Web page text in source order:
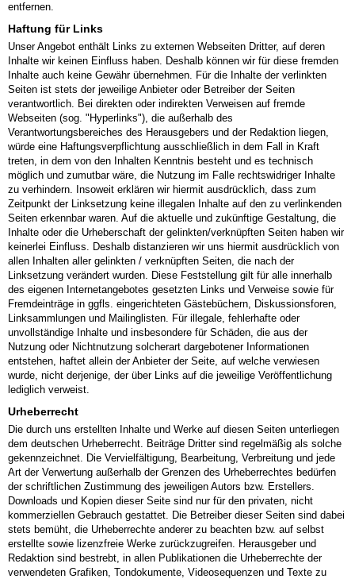
entfernen.
Haftung für Links
Unser Angebot enthält Links zu externen Webseiten Dritter, auf deren
Inhalte wir keinen Einfluss haben. Deshalb können wir für diese fremden
Inhalte auch keine Gewähr übernehmen. Für die Inhalte der verlinkten
Seiten ist stets der jeweilige Anbieter oder Betreiber der Seiten
verantwortlich. Bei direkten oder indirekten Verweisen auf fremde
Webseiten (sog. "Hyperlinks"), die außerhalb des
Verantwortungsbereiches des Herausgebers und der Redaktion liegen,
würde eine Haftungsverpflichtung ausschließlich in dem Fall in Kraft
treten, in dem von den Inhalten Kenntnis besteht und es technisch
möglich und zumutbar wäre, die Nutzung im Falle rechtswidriger Inhalte
zu verhindern. Insoweit erklären wir hiermit ausdrücklich, dass zum
Zeitpunkt der Linksetzung keine illegalen Inhalte auf den zu verlinkenden
Seiten erkennbar waren. Auf die aktuelle und zukünftige Gestaltung, die
Inhalte oder die Urheberschaft der gelinkten/verknüpften Seiten haben wir
keinerlei Einfluss. Deshalb distanzieren wir uns hiermit ausdrücklich von
allen Inhalten aller gelinkten / verknüpften Seiten, die nach der
Linksetzung verändert wurden. Diese Feststellung gilt für alle innerhalb
des eigenen Internetangebotes gesetzten Links und Verweise sowie für
Fremdeinträge in ggfls. eingerichteten Gästebüchern, Diskussionsforen,
Linksammlungen und Mailinglisten. Für illegale, fehlerhafte oder
unvollständige Inhalte und insbesondere für Schäden, die aus der
Nutzung oder Nichtnutzung solcherart dargebotener Informationen
entstehen, haftet allein der Anbieter der Seite, auf welche verwiesen
wurde, nicht derjenige, der über Links auf die jeweilige Veröffentlichung
lediglich verweist.
Urheberrecht
Die durch uns erstellten Inhalte und Werke auf diesen Seiten unterliegen
dem deutschen Urheberrecht. Beiträge Dritter sind regelmäßig als solche
gekennzeichnet. Die Vervielfältigung, Bearbeitung, Verbreitung und jede
Art der Verwertung außerhalb der Grenzen des Urheberrechtes bedürfen
der schriftlichen Zustimmung des jeweiligen Autors bzw. Erstellers.
Downloads und Kopien dieser Seite sind nur für den privaten, nicht
kommerziellen Gebrauch gestattet. Die Betreiber dieser Seiten sind dabei
stets bemüht, die Urheberrechte anderer zu beachten bzw. auf selbst
erstellte sowie lizenzfreie Werke zurückzugreifen. Herausgeber und
Redaktion sind bestrebt, in allen Publikationen die Urheberrechte der
verwendeten Grafiken, Tondokumente, Videosequenzen und Texte zu